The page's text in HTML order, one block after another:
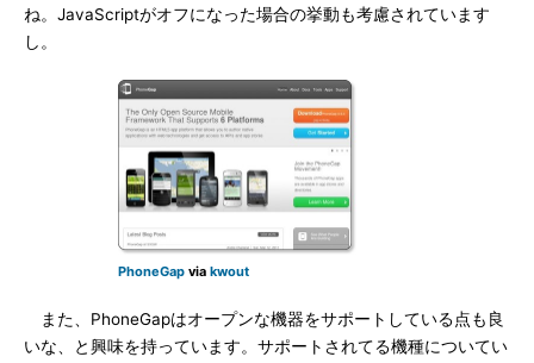
ね。JavaScriptがオフになった場合の挙動も考慮されています
し。
PhoneGap via kwout
また、PhoneGapはオープンな機器をサポートしている点も良
いな、と興味を持っています。サポートされてる機種についてい